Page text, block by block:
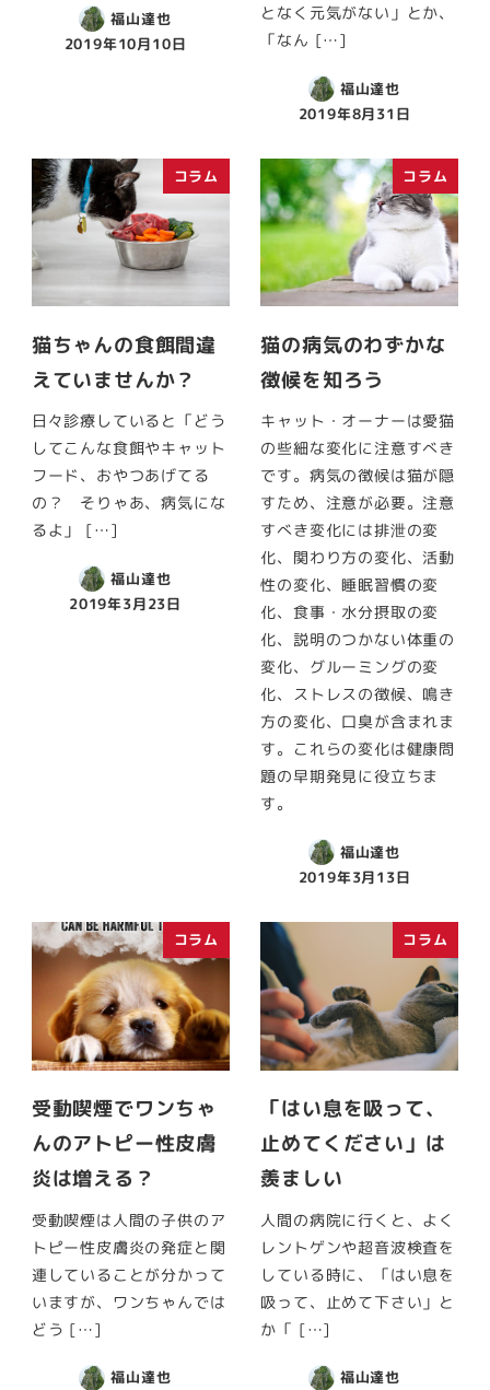
福山達也
2019年10月10日
となく元気がない」とか、
「なん […]
福山達也
2019年8月31日
コラム
猫ちゃんの食餌間違
えていませんか？
日々診療していると「どう
してこんな食餌やキャット
フード、おやつあげてる
の？ そりゃあ、病気にな
るよ」 […]
福山達也
2019年3月23日
コラム
猫の病気のわずかな
徴候を知ろう
キャット・オーナーは愛猫
の些細な変化に注意すべき
です。病気の徴候は猫が隠
すため、注意が必要。注意
すべき変化には排泄の変
化、関わり方の変化、活動
性の変化、睡眠習慣の変
化、食事・水分摂取の変
化、説明のつかない体重の
変化、グルーミングの変
化、ストレスの徴候、鳴き
方の変化、口臭が含まれま
す。これらの変化は健康問
題の早期発見に役立ちま
す。
福山達也
2019年3月13日
コラム
受動喫煙でワンちゃ
んのアトピー性皮膚
炎は増える？
受動喫煙は人間の子供のア
トピー性皮膚炎の発症と関
連していることが分かって
いますが、ワンちゃんでは
どう […]
福山達也
コラム
「はい息を吸って、
止めてください」は
羨ましい
人間の病院に行くと、よく
レントゲンや超音波検査を
している時に、「はい息を
吸って、止めて下さい」と
か「 […]
福山達也